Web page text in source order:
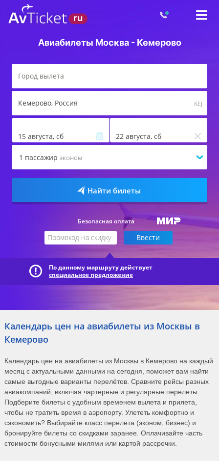
Авиабилеты Москва - Кемерово
Кемерово, Россия KEJ
15 августа, сб 22 августа, сб
1 пассажир эконом
Найти билеты
Безопасная оплата
По данному маршруту действует
специальное предложение
Календарь цен на авиабилеты из Москвы в
Кемерово
Календарь цен на авиабилеты из Москвы в Кемерово на каждый
месяц с актуальными данными на сегодня, поможет вам найти
самые выгодные варианты перелётов. Сравните рейсы разных
авиакомпаний, включая чартерные и регулярные перелеты.
Подберите билеты с удобным временем вылета и прилета,
чтобы не тратить время в аэропорту. Улететь комфортно и
сэкономить? Выбирайте класс перелета (эконом, бизнес) и
бронируйте билеты со скидками заранее. Оплачивайте часть
стоимости бонусными милями или картой рассрочки.